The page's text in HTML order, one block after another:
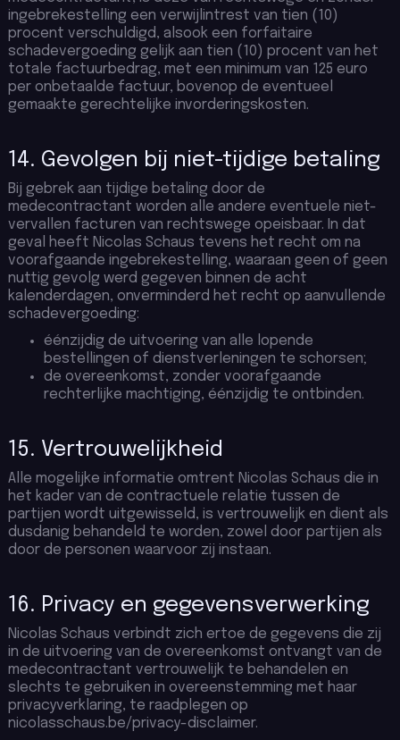
ingebrekestelling een verwijlintrest van tien (10)
procent verschuldigd, alsook een forfaitaire
schadevergoeding gelijk aan tien (10) procent van het
totale factuurbedrag, met een minimum van 125 euro
per onbetaalde factuur, bovenop de eventueel
gemaakte gerechtelijke invorderingskosten.
14. Gevolgen bij niet-tijdige betaling
Bij gebrek aan tijdige betaling door de
medecontractant worden alle andere eventuele niet-
vervallen facturen van rechtswege opeisbaar. In dat
geval heeft Nicolas Schaus tevens het recht om na
voorafgaande ingebrekestelling, waaraan geen of geen
nuttig gevolg werd gegeven binnen de acht
kalenderdagen, onverminderd het recht op aanvullende
schadevergoeding:
éénzijdig de uitvoering van alle lopende
bestellingen of dienstverleningen te schorsen;
de overeenkomst, zonder voorafgaande
rechterlijke machtiging, éénzijdig te ontbinden.
15. Vertrouwelijkheid
Alle mogelijke informatie omtrent Nicolas Schaus die in
het kader van de contractuele relatie tussen de
partijen wordt uitgewisseld, is vertrouwelijk en dient als
dusdanig behandeld te worden, zowel door partijen als
door de personen waarvoor zij instaan.
16. Privacy en gegevensverwerking
Nicolas Schaus verbindt zich ertoe de gegevens die zij
in de uitvoering van de overeenkomst ontvangt van de
medecontractant vertrouwelijk te behandelen en
slechts te gebruiken in overeenstemming met haar
privacyverklaring, te raadplegen op
nicolasschaus.be/privacy-disclaimer.